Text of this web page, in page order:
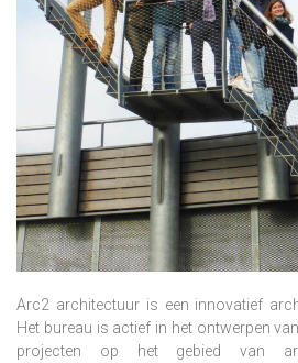
Arc2 architectuur is een innovatief
Het bureau is actief in het ontwerpen
projecten op het gebied van